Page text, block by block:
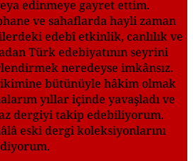
edinmeye gayret ettim.
ve sahaflarda hayli zaman
edebî etkinlik, canlılık ve
Türk edebiyatının seyrini
neredeyse imkânsız.
bütünüyle hâkim olmak
yıllar içinde yavaşladı ve
dergiyi takip edebiliyorum.
eski dergi koleksiyonlarını